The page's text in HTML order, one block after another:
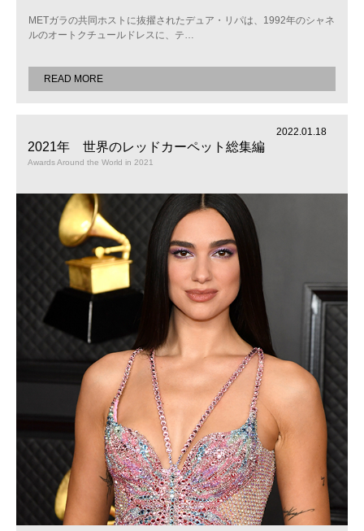
METガラの共同ホストに抜擢されたデュア・リパは、1992年のシャネ
ルのオートクチュールドレスに、テ…
READ MORE
2021年 世界のレッドカーペット総集編
Awards Around the World in 2021
2022.01.18